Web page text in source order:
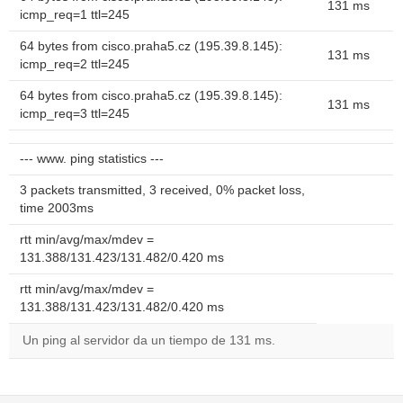
icmp_req=1 ttl=245
131 ms
64 bytes from cisco.praha5.cz (195.39.8.145):
icmp_req=2 ttl=245
131 ms
64 bytes from cisco.praha5.cz (195.39.8.145):
icmp_req=3 ttl=245
131 ms
--- www. ping statistics ---
3 packets transmitted, 3 received, 0% packet loss,
time 2003ms
rtt min/avg/max/mdev =
131.388/131.423/131.482/0.420 ms
rtt min/avg/max/mdev =
131.388/131.423/131.482/0.420 ms
Un ping al servidor da un tiempo de 131 ms.